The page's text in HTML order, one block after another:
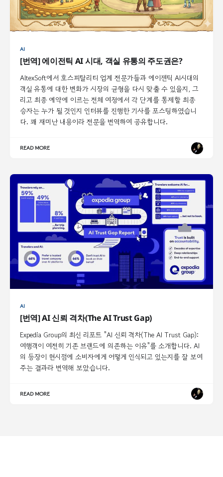
AI
[번역] 에이전틱 AI 시대, 객실 유통의 주도권은?
AltexSoft에서 호스피탈리티 업계 전문가들과 에이젠틱 AI시대의
객실 유통에 대한 변화가 시장의 균형을 다시 맞출 수 있을지, 그
리고 최종 예약에 이르는 전체 여정에서 각 단계를 통제할 최종
승자는 누가 될 것인지 인터뷰를 진행한 기사를 포스팅하였습니
다. 꽤 재미난 내용이라 전문을 번역하여 공유합니다.
READ MORE
AI
[번역] AI 신뢰 격차(The AI Trust Gap)
Expedia Group의 최신 리포트 "AI 신뢰 격차(The AI Trust Gap):
여행객이 여전히 기존 브랜드에 의존하는 이유"를 소개합니다. AI
의 등장이 현시점에 소비자에게 어떻게 인식되고 있는지를 잘 보여
주는 결과라 번역해 보았습니다.
READ MORE